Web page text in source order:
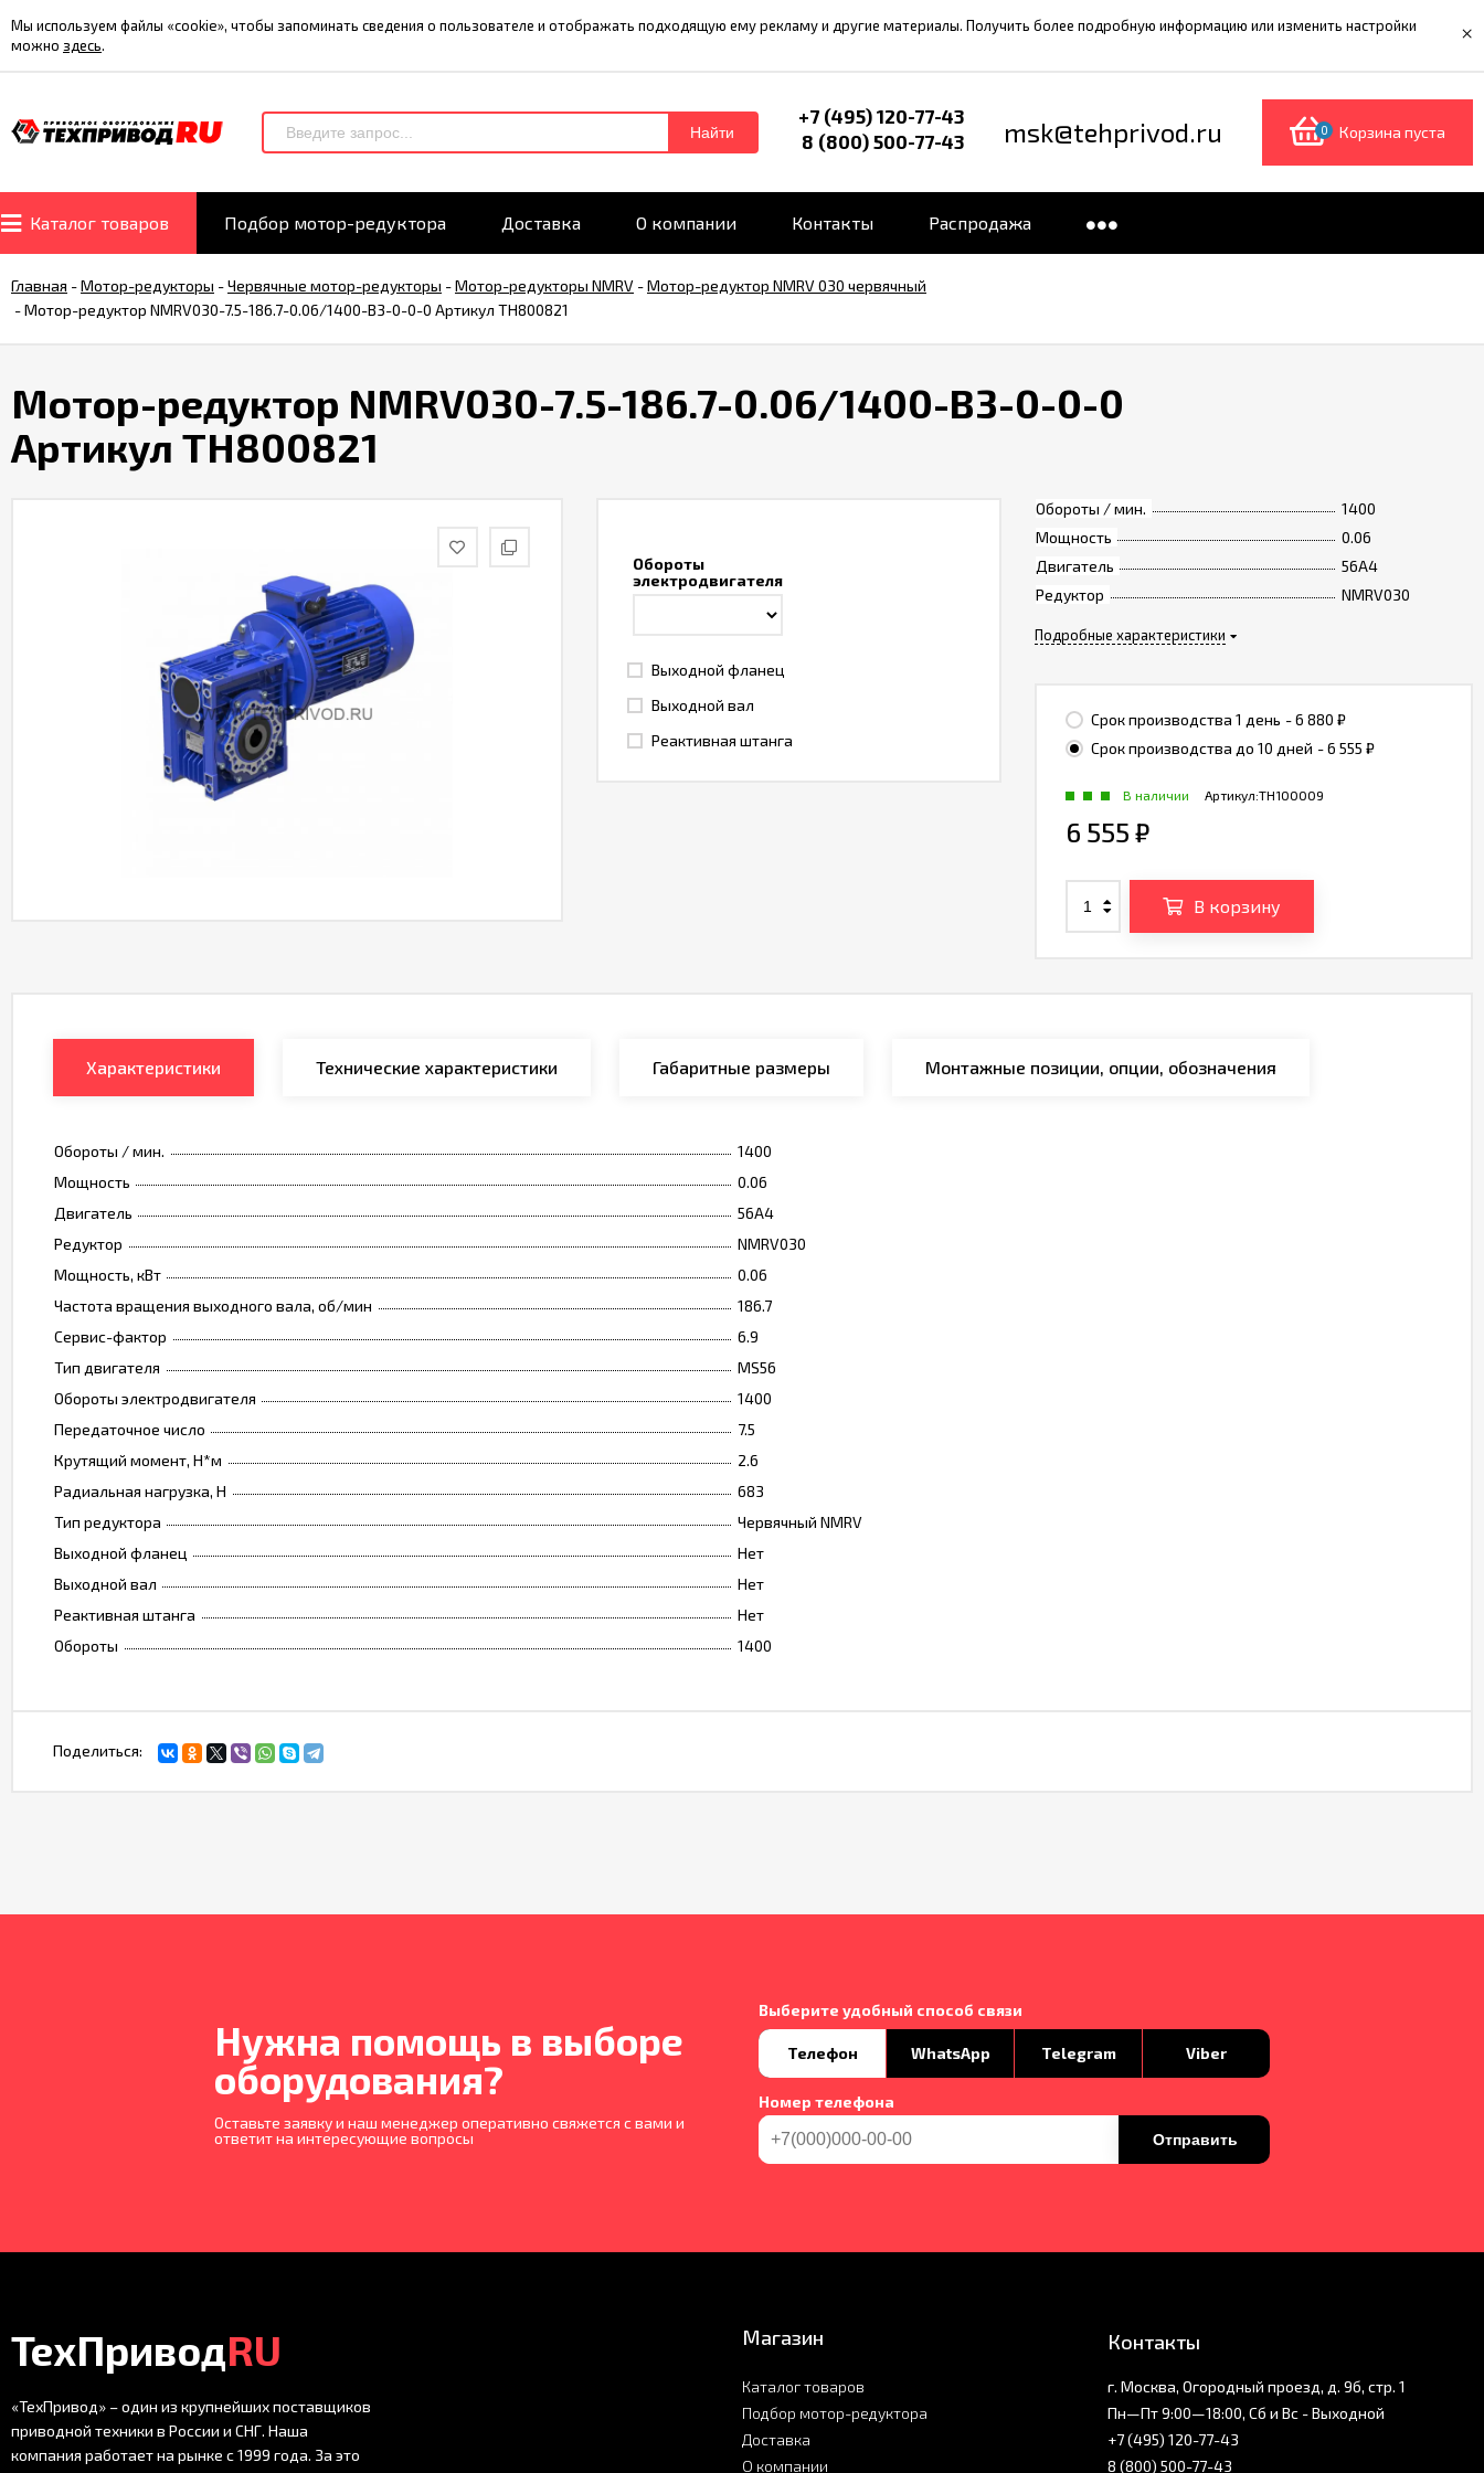
Мы используем файлы «cookie», чтобы запоминать сведения о пользователе и отображать подходящую ему рекламу и другие материалы. Получить более подробную информацию или изменить настройки
можно здесь. ×
Найти
+7 (495) 120-77-43
8 (800) 500-77-43
msk@tehprivod.ru 0 Корзина пуста
Каталог товаров Подбор мотор-редуктора Доставка О компании Контакты Распродажа
Главная -Мотор-редукторы -Червячные мотор-редукторы -Мотор-редукторы NMRV -Мотор-редуктор NMRV 030 червячный
-Мотор-редуктор NMRV030-7.5-186.7-0.06/1400-B3-0-0-0 Артикул TH800821
Мотор-редуктор NMRV030-7.5-186.7-0.06/1400-B3-0-0-0
Артикул TH800821
Обороты
электродвигателя
Выходной фланец
Выходной вал
Реактивная штанга
Обороты / мин.
1400
Мощность
0.06
Двигатель
56A4
Редуктор
NMRV030
Подробные характеристики
Срок производства 1 день - 6 880 ₽
Срок производства до 10 дней - 6 555 ₽
Артикул:TH100009
В наличии
6 555 ₽
В корзину
Характеристики Технические характеристики Габаритные размеры Монтажные позиции, опции, обозначения
Обороты / мин.
1400
Мощность
0.06
Двигатель
56A4
Редуктор
NMRV030
Мощность, кВт
0.06
Частота вращения выходного вала, об/мин
186.7
Сервис-фактор
6.9
Тип двигателя
MS56
Обороты электродвигателя
1400
Передаточное число
7.5
Крутящий момент, Н*м
2.6
Радиальная нагрузка, Н
683
Тип редуктора
Червячный NMRV
Выходной фланец
Нет
Выходной вал
Нет
Реактивная штанга
Нет
Обороты
1400
Поделиться:
Нужна помощь в выборе
оборудования?
Оставьте заявку и наш менеджер оперативно свяжется с вами и
ответит на интересующие вопросы
Выберите удобный способ связи
Телефон WhatsApp Telegram Viber
Номер телефона
Отправить
ТехПриводRU
«ТехПривод» – один из крупнейших поставщиков
приводной техники в России и СНГ. Наша
компания работает на рынке с 1999 года. За это
Магазин
Каталог товаров
Подбор мотор-редуктора
Доставка
О компании
Контакты
г. Москва, Огородный проезд, д. 9б, стр. 1
Пн—Пт 9:00—18:00, Сб и Вс - Выходной
+7 (495) 120-77-43
8 (800) 500-77-43